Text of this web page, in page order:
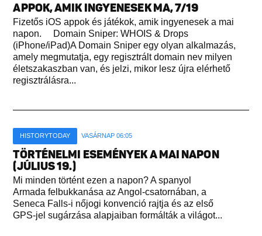
APPOK, AMIK INGYENESEK MA, 7/19
Fizetős iOS appok és játékok, amik ingyenesek a mai
napon. Domain Sniper: WHOIS & Drops
(iPhone/iPad)A Domain Sniper egy olyan alkalmazás,
amely megmutatja, egy regisztrált domain nev milyen
életszakaszban van, és jelzi, mikor lesz újra elérhető
regisztrálásra...
HISTORYTODAY VASÁRNAP 06:05
TÖRTÉNELMI ESEMÉNYEK A MAI NAPON
(JÚLIUS 19.)
Mi minden történt ezen a napon? A spanyol
Armada felbukkanása az Angol-csatornában, a
Seneca Falls-i nőjogi konvenció rajtja és az első
GPS-jel sugárzása alapjaiban formálták a világot...